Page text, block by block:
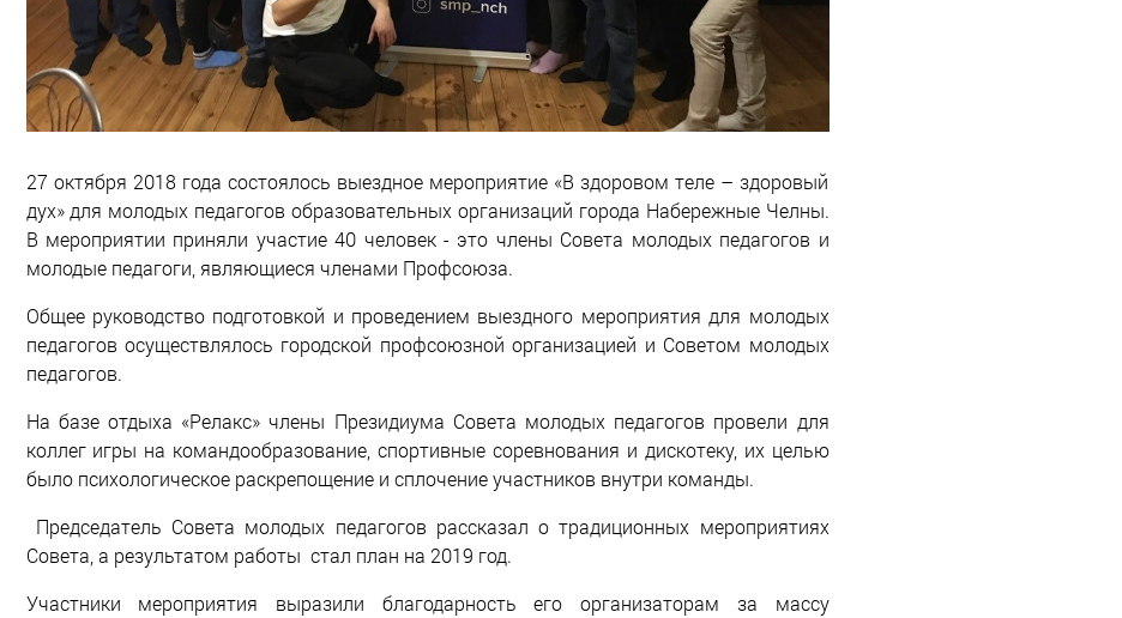
27 октября 2018 года состоялось выездное мероприятие «В здоровом теле – здоровый
дух» для молодых педагогов образовательных организаций города Набережные Челны.
В мероприятии приняли участие 40 человек - это члены Совета молодых педагогов и
молодые педагоги, являющиеся членами Профсоюза.
Общее руководство подготовкой и проведением выездного мероприятия для молодых
педагогов осуществлялось городской профсоюзной организацией и Советом молодых
педагогов.
На базе отдыха «Релакс» члены Президиума Совета молодых педагогов провели для
коллег игры на командообразование, спортивные соревнования и дискотеку, их целью
было психологическое раскрепощение и сплочение участников внутри команды.
Председатель Совета молодых педагогов рассказал о традиционных мероприятиях
Совета, а результатом работы стал план на 2019 год.
Участники мероприятия выразили благодарность его организаторам за массу